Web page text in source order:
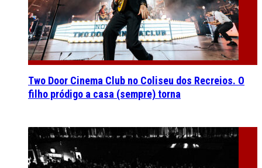
Two Door Cinema Club no Coliseu dos Recreios. O
filho pródigo a casa (sempre) torna